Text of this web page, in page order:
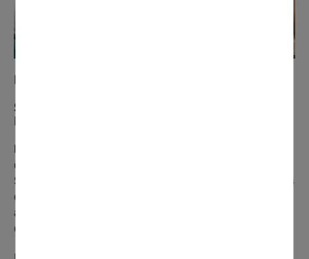
N°287 mars 2023
Soutien scolaire : un partenariat entre le centre
Brassens et la résidence Hélène Moutet
d'Accompagnement à la Scolarité (CLAS), le Centre
Social et Culturel Domontois Georges Brassens a mis
en place plusieurs actions avec la résidence
autonome Hélène Moutet. Un lien intergénérationnel
qui contribue à l'épanouissement des enfants.